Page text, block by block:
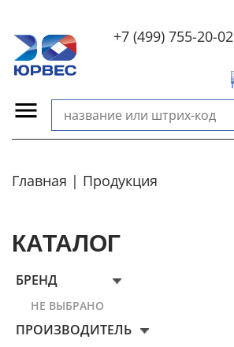
+7 (499) 755-20-02
Главная Продукция
КАТАЛОГ
БРЕНД
НЕ ВЫБРАНО
ПРОИЗВОДИТЕЛЬ